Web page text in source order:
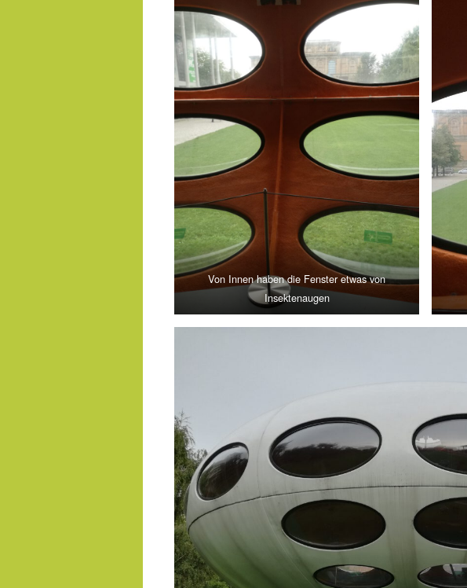
Von Innen haben die Fenster etwas von
Insektenaugen